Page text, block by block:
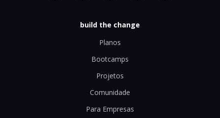
build the change
Planos
Bootcamps
Projetos
Comunidade
Para Empresas